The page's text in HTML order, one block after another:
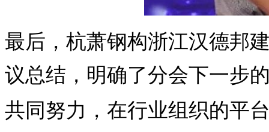
最后， 杭萧钢构浙江汉德邦
议总结，明确了分会下一步
共同努力，在行业组织的平